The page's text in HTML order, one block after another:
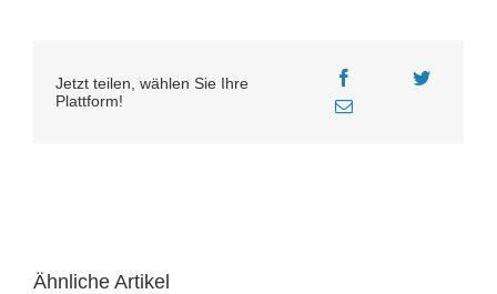
Jetzt teilen, wählen Sie Ihre
Plattform!
Ähnliche Artikel